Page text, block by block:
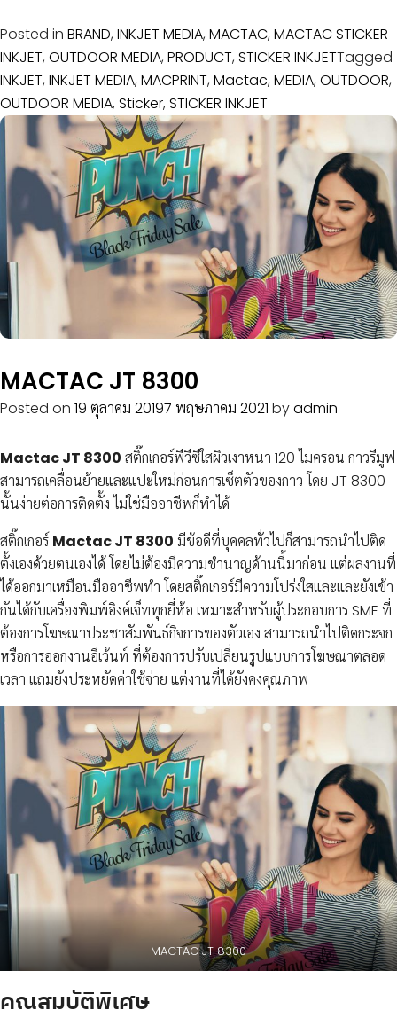
Posted in BRAND, INKJET MEDIA, MACTAC, MACTAC STICKER
INKJET, OUTDOOR MEDIA, PRODUCT, STICKER INKJETTagged
INKJET, INKJET MEDIA, MACPRINT, Mactac, MEDIA, OUTDOOR,
OUTDOOR MEDIA, Sticker, STICKER INKJET
MACTAC JT 8300
Posted on 19 ตุลาคม 20197 พฤษภาคม 2021 byadmin
Mactac JT 8300 สติ๊กเกอร์พีวีซีใสผิวเงาหนา 120 ไมครอน กาวรีมูฟ
สามารถเคลื่อนย้ายและแปะใหม่ก่อนการเซ็ตตัวของกาว โดย JT 8300
นั้นง่ายต่อการติดตั้ง ไม่ใช่มืออาชีพก็ทำได้
สติ๊กเกอร์ Mactac JT 8300 มีข้อดีที่บุคคลทั่วไปก็สามารถนำไปติด
ตั้งเองด้วยตนเองได้ โดยไม่ต้องมีความชำนาญด้านนี้มาก่อน แต่ผลงานที่
ได้ออกมาเหมือนมืออาชีพทำ โดยสติ๊กเกอร์มีความโปร่งใสและและยังเข้า
กันได้กับเครื่องพิมพ์อิงค์เจ็ททุกยี่ห้อ เหมาะสำหรับผู้ประกอบการ SME ที่
ต้องการโฆษณาประชาสัมพันธ์กิจการของตัวเอง สามารถนำไปติดกระจก
หรือการออกงานอีเว้นท์ ที่ต้องการปรับเปลี่ยนรูปแบบการโฆษณาตลอด
เวลา แถมยังประหยัดค่าใช้จ่าย แต่งานที่ได้ยังคงคุณภาพ
MACTAC JT 8300
คุณสมบัติพิเศษ